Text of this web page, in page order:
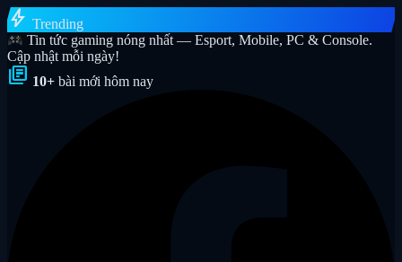
bolt Trending
Tin tức gaming nóng nhất — Esport, Mobile, PC & Console.
Cập nhật mỗi ngày!
library_books 10+ bài mới hôm nay